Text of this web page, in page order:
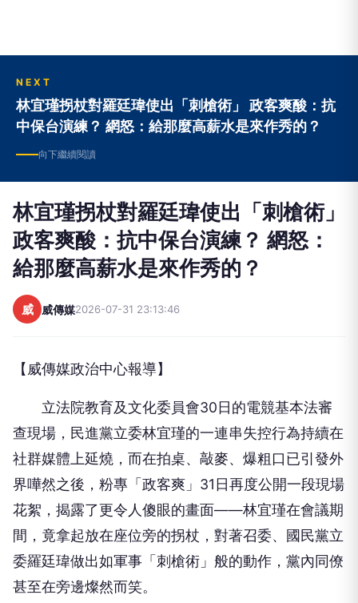
NEXT
林宜瑾拐杖對羅廷瑋使出「刺槍術」 政客爽酸：抗
中保台演練？ 網怒：給那麼高薪水是來作秀的？
向下繼續閱讀
林宜瑾拐杖對羅廷瑋使出「刺槍術」
政客爽酸：抗中保台演練？ 網怒：
給那麼高薪水是來作秀的？
威 威傳媒2026-07-31 23:13:46
【威傳媒政治中心報導】
立法院教育及文化委員會30日的電競基本法審
查現場，民進黨立委林宜瑾的一連串失控行為持續在
社群媒體上延燒，而在拍桌、敲麥、爆粗口已引發外
界嘩然之後，粉專「政客爽」31日再度公開一段現場
花絮，揭露了更令人傻眼的畫面——林宜瑾在會議期
間，竟拿起放在座位旁的拐杖，對著召委、國民黨立
委羅廷瑋做出如軍事「刺槍術」般的動作，黨內同僚
甚至在旁邊燦然而笑。